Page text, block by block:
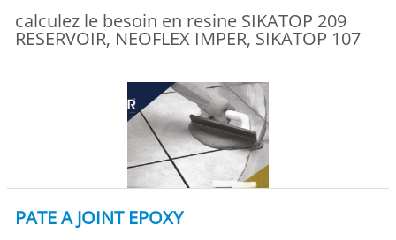
calculez le besoin en resine SIKATOP 209
RESERVOIR, NEOFLEX IMPER, SIKATOP 107
PATE A JOINT EPOXY